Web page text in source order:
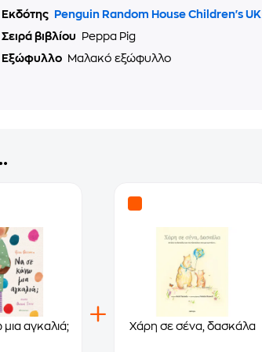
Εκδότης
Penguin Random House Children's UK
Σειρά βιβλίου
Peppa Pig
Εξώφυλλο Μαλακό εξώφυλλο
αγκαλιά; Χάρη σε σένα, δασκάλα